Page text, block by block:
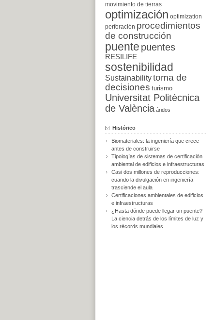
movimiento de tierras
optimización optimization
perforación procedimientos
de construcción
puente puentes
RESILIFE
sostenibilidad
Sustainabilitytoma de
decisiones turismo
Universitat Politècnica
de València áridos
Histórico
Biomateriales: la ingeniería que crece
antes de construirse
Tipologías de sistemas de certificación
ambiental de edificios e infraestructuras
Casi dos millones de reproducciones:
cuando la divulgación en ingeniería
trasciende el aula
Certificaciones ambientales de edificios
e infraestructuras
¿Hasta dónde puede llegar un puente?
La ciencia detrás de los límites de luz y
los récords mundiales